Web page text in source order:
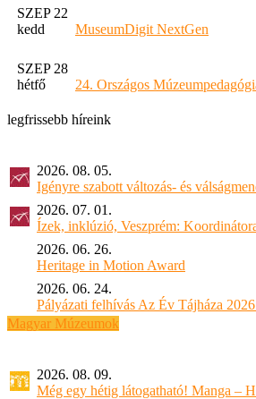
SZEP 22
kedd
MuseumDigit NextGen
SZEP 28
hétfő
24. Országos
legfrissebb híreink
2026. 08. 05.
Igényre szabott változás- és
2026. 07. 01.
Ízek, inklúzió, Veszprém:
2026. 06. 26.
Heritage in Motion Award
2026. 06. 24.
Pályázati felhívás Az Év Tájháza
Magyar Múzeumok
2026. 08. 09.
Még egy hétig látogatható! Manga –